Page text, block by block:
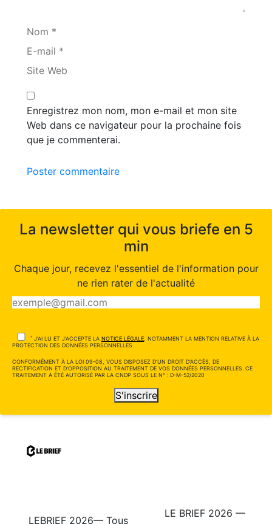
Nom *
E-mail *
Site Web
Enregistrez mon nom, mon e-mail et mon site
Web dans ce navigateur pour la prochaine fois
que je commenterai.
Poster commentaire
La newsletter qui vous briefe en 5
min
Chaque jour, recevez l'essentiel de l'information pour
ne rien rater de l'actualité
* J'AI LU ET J'ACCEPTE LA NOTICE LÉGALE, NOTAMMENT LA MENTION RELATIVE À LA
PROTECTION DES DONNÉES PERSONNELLES
CONFORMÉMENT À LA LOI 09-08, VOUS DISPOSEZ D'UN DROIT D'ACCÈS, DE
RECTIFICATION ET D'OPPOSITION AU TRAITEMENT DE VOS DONNÉES PERSONNELLES. CE
TRAITEMENT A ÉTÉ AUTORISÉ PAR LA CNDP SOUS LE N° : D-M-52/2020
S'inscrire
LEBRIEF 2026— Tous
LE BRIEF 2026 —